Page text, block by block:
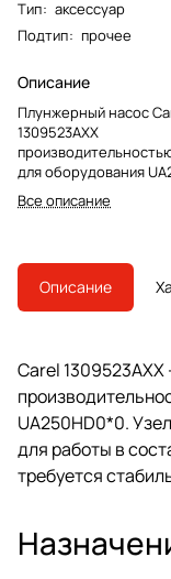
Тип: аксессуар
Подтип: прочее
Описание
Плунжерный насос
1309523AXX
для оборудования
Латунный узел для
гидравлической части
Все описание
Описание
Carel
UA250HD0*0.
для работы в
требуется